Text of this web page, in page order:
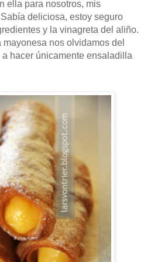
ella para nosotros, mis
deliciosa, estoy seguro
y la vinagreta del aliño.
nos olvidamos del
hacer únicamente ensaladilla